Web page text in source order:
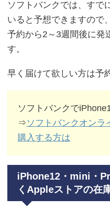
ソフトバンクでは、すで
いると予想できますので
予約から2～3週間後に発
す。
早く届けて欲しい方は予
ソフトバンクで
⇒ソフトバンクオンラ
購入する方は
iPhone12・mini・
くAppleストアの在